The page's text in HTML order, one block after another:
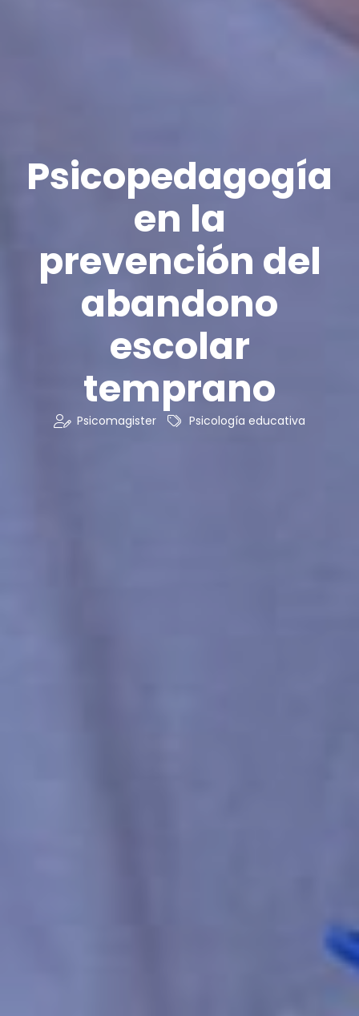
Psicopedagogía
en la
prevención del
abandono
escolar
temprano
Psicomagister Psicología educativa